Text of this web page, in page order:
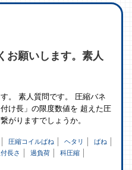
お願いします。素人
。 素人質問です。 圧縮バネ
け長」の限度数値を 超えた圧
がりますでしょうか。
圧縮コイルばね ヘタリ
ばね
長さ 過負荷
科圧縮